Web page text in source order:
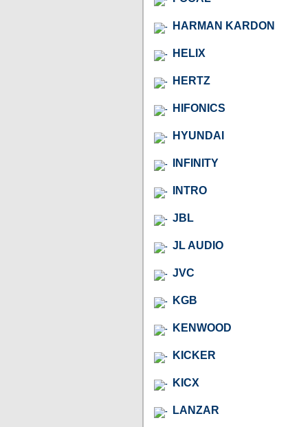
HARMAN KARDON
HELIX
HERTZ
HIFONICS
HYUNDAI
INFINITY
INTRO
JBL
JL AUDIO
JVC
KGB
KENWOOD
KICKER
KICX
LANZAR